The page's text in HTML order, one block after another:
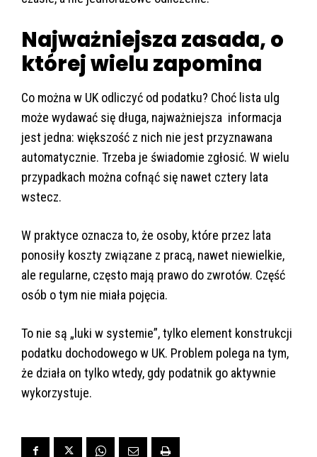
Najważniejsza zasada, o
której wielu zapomina
Co można w UK odliczyć od podatku? Choć lista ulg
może wydawać się długa, najważniejsza informacja
jest jedna: większość z nich nie jest przyznawana
automatycznie. Trzeba je świadomie zgłosić. W wielu
przypadkach można cofnąć się nawet cztery lata
wstecz.
W praktyce oznacza to, że osoby, które przez lata
ponosiły koszty związane z pracą, nawet niewielkie,
ale regularne, często mają prawo do zwrotów. Część
osób o tym nie miała pojęcia.
To nie są „luki w systemie”, tylko element konstrukcji
podatku dochodowego w UK. Problem polega na tym,
że działa on tylko wtedy, gdy podatnik go aktywnie
wykorzystuje.